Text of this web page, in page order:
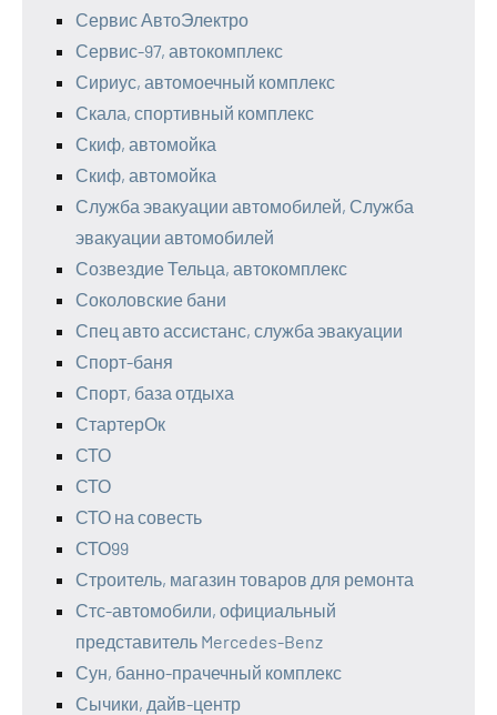
Сервис АвтоЭлектро
Сервис-97, автокомплекс
Сириус, автомоечный комплекс
Скала, спортивный комплекс
Скиф, автомойка
Скиф, автомойка
Служба эвакуации автомобилей, Служба
эвакуации автомобилей
Созвездие Тельца, автокомплекс
Соколовские бани
Спец авто ассистанс, служба эвакуации
Спорт-баня
Спорт, база отдыха
СтартерОк
СТО
СТО
СТО на совесть
СТО99
Строитель, магазин товаров для ремонта
Стс-автомобили, официальный
представитель Mercedes-Benz
Сун, банно-прачечный комплекс
Сычики, дайв-центр